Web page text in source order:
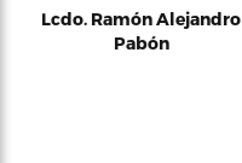
Lcdo. Ramón Alejandro
Pabón